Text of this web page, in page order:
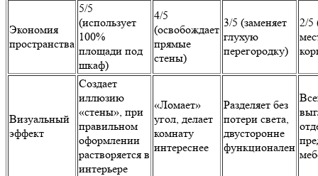
Экономия
пространства
5/5
(использует
100%
площади под
шкаф)
4/5
(освобождает
прямые
стены)
3/5 (заменяет
глухую
перегородку)
2/5
Визуальный
эффект
Создает
иллюзию
«стены», при
правильном
оформлении
растворяется в
интерьере
«Ломает»
угол, делает
комнату
интереснее
Разделяет без
потери света,
двусторонне
функционален